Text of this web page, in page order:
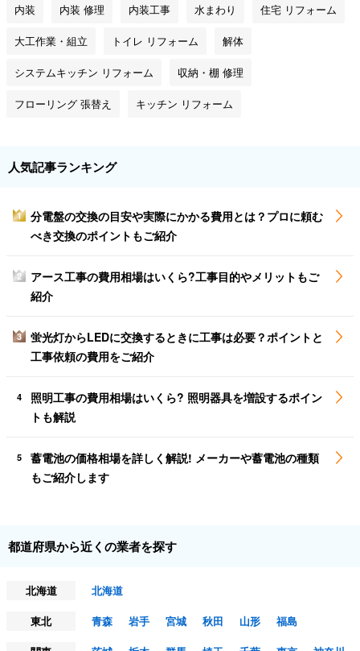
内装 内装 修理 内装工事 水まわり 住宅 リフォーム
大工作業・組立 トイレ リフォーム 解体
システムキッチン リフォーム 収納・棚 修理
フローリング 張替え キッチン リフォーム
人気記事ランキング
1
分電盤の交換の目安や実際にかかる費用とは？プロに頼む
べき交換のポイントもご紹介
2
アース工事の費用相場はいくら?工事目的やメリットもご
紹介
3
蛍光灯からLEDに交換するときに工事は必要？ポイントと
工事依頼の費用をご紹介
4
照明工事の費用相場はいくら? 照明器具を増設するポイン
トも解説
5
蓄電池の価格相場を詳しく解説! メーカーや蓄電池の種類
もご紹介します
都道府県から近くの業者を探す
北海道
北海道
東北
青森 岩手 宮城 秋田 山形
福島